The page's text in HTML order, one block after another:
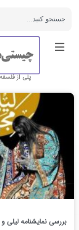
پلی از
بررسی نمایشنامه لیلی